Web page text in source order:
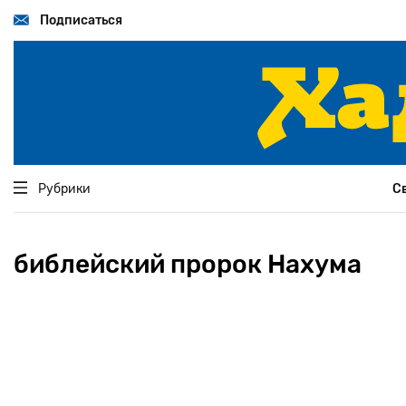
основномуПодписаться
Рубрики
библейский пророк Нахума